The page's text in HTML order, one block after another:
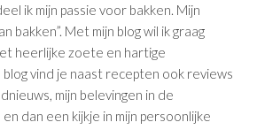
ik mijn passie voor bakken. Mijn
bakken”. Met mijn blog wil ik graag
heerlijke zoete en hartige
blog vind je naast recepten ook reviews
mijn belevingen in de
dan een kijkje in mijn persoonlijke